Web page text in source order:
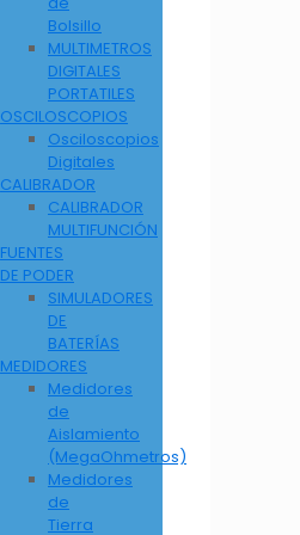
Bolsillo
MULTIMETROS
DIGITALES
PORTATILES
OSCILOSCOPIOS
Osciloscopios
Digitales
CALIBRADOR
CALIBRADOR
MULTIFUNCIÓN
FUENTES
DE PODER
SIMULADORES
DE
BATERÍAS
MEDIDORES
Medidores
de
Aislamiento
(MegaOhmetros)
Medidores
de
Tierra